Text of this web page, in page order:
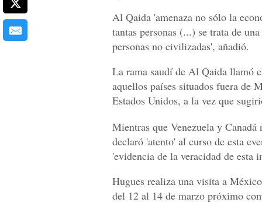
Al Qaida 'amenaza no sólo la
tantas personas (...) se trata de
personas no civilizadas', añadió.
La rama saudí de Al Qaida llamó
aquellos países situados fuera de
Estados Unidos, a la vez que
Mientras que Venezuela y
declaró 'atento' al curso de esta
'evidencia de la veracidad de esta
Hugues realiza una visita a
del 12 al 14 de marzo próximo